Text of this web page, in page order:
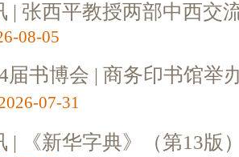
| 张西平教授两部中西交
08-05
届书博会 | 商务印书馆举
07-31
| 《新华字典》（第13版